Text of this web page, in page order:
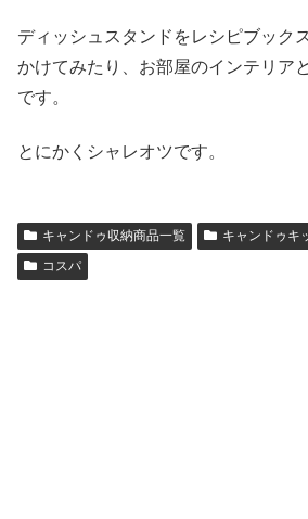
ディッシュスタンドをレシピブック
かけてみたり、お部屋のインテリア
です。
とにかくシャレオツです。
キャンドゥ収納商品一覧 キャンドゥキ
コスパ